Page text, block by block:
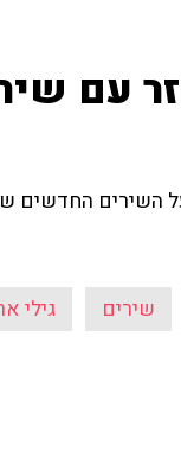
עם
השירים החדשים
שירים גילי